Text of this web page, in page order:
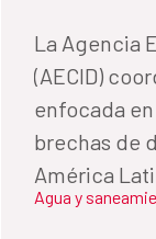
La Agencia
(AECID)
enfocada
brechas de
América
evento
Agua y